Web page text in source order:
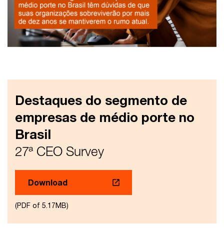
Destaques do segmento de
empresas de médio porte no
Brasil
27ª CEO Survey
Download
(PDF of 5.17MB)